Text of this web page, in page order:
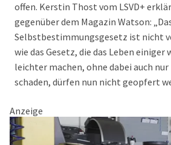
offen. Kerstin Thost vom LSVD+
gegenüber dem Magazin Watson:
Selbstbestimmungsgesetz ist nicht
wie das Gesetz, die das Leben einiger
leichter machen, ohne dabei auch
schaden, dürfen nun nicht geopfert
Anzeige